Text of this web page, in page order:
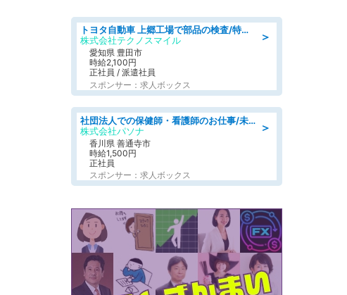
＞
トヨタ自動車 上郷工場で部品の検査/特典168万/tutumi
株式会社テクノスマイル
愛知県 豊田市
時給2,100円
正社員 / 派遣社員
スポンサー：求人ボックス
＞
社団法人での保健師・看護師のお仕事/未経験OK/要資格:普通免許、保健師、正看護師
株式会社パソナ
香川県 善通寺市
時給1,500円
正社員
スポンサー：求人ボックス